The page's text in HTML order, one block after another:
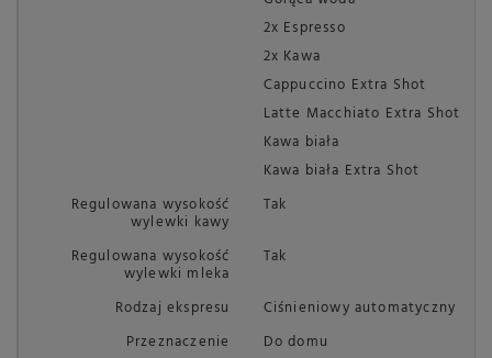
2x Espresso
2x Kawa
Cappuccino Extra Shot
Latte Macchiato Extra Shot
Kawa biała
Kawa biała Extra Shot
Regulowana wysokość
wylewki kawy
Tak
Regulowana wysokość
wylewki mleka
Tak
Rodzaj ekspresu
Ciśnieniowy automatyczny
Przeznaczenie
Do domu